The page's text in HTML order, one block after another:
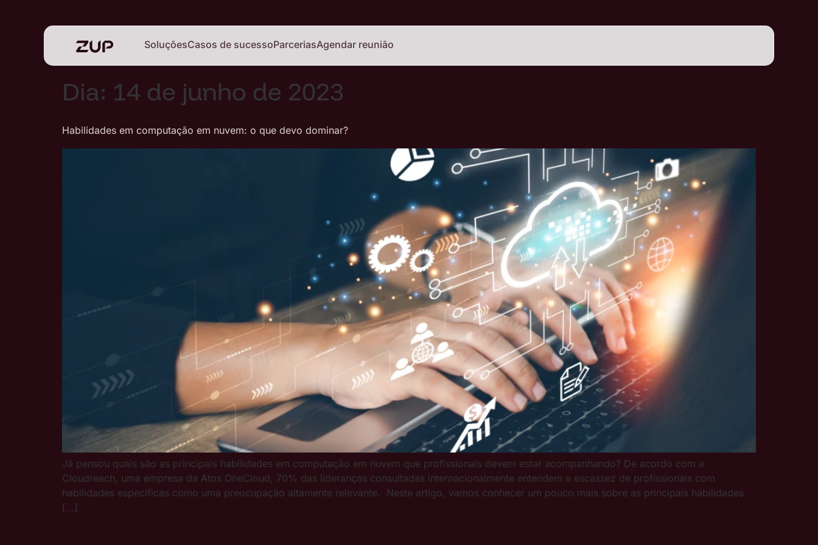
SoluçõesCasos de sucessoParceriasAgendar reunião
Dia: 14 de junho de 2023
Habilidades em computação em nuvem: o que devo dominar?
Já pensou quais são as principais habilidades em computação em nuvem que profissionais devem estar acompanhando? De acordo com a
Cloudreach, uma empresa da Atos OneCloud, 70% das lideranças consultadas ​​internacionalmente entendem a escassez de profissionais com
habilidades específicas como uma preocupação altamente relevante. Neste artigo, vamos conhecer um pouco mais sobre as principais habilidades
[…]